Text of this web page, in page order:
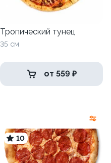
Тропический тунец
35 см
от 559 ₽
10